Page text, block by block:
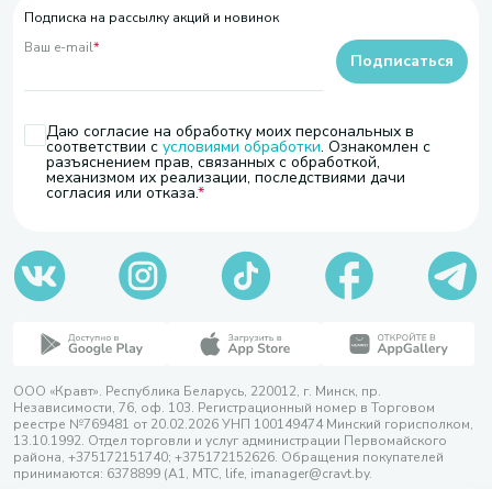
Подписка на рассылку акций и новинок
Ваш e-mail*
Даю согласие на обработку моих персональных в
соответствии с условиями обработки. Ознакомлен с
разъяснением прав, связанных с обработкой,
механизмом их реализации, последствиями дачи
согласия или отказа.
Подписаться
ООО «Кравт». Республика Беларусь, 220012, г. Минск, пр.
Независимости, 76, оф. 103. Регистрационный номер в Торговом
реестре №769481 от 20.02.2026 УНП 100149474 Минский горисполком,
13.10.1992. Отдел торговли и услуг администрации Первомайского
района, +375172151740; +375172152626. Обращения покупателей
принимаются: 6378899 (А1, МТС, life, imanager@cravt.by.